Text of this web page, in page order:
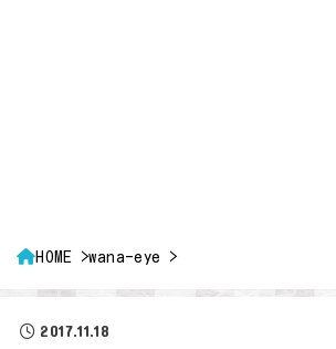
HOME wana-eye
2017.11.18